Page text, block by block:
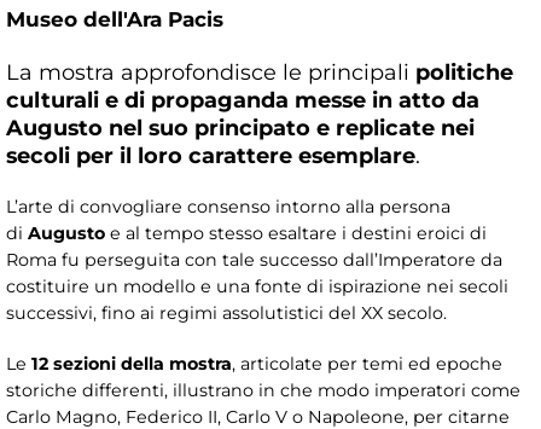
Museo dell'Ara Pacis
La mostra approfondisce le principali politiche
culturali e di propaganda messe in atto da
Augusto nel suo principato e replicate nei
secoli per il loro carattere esemplare.
L’arte di convogliare consenso intorno alla persona
di Augusto e al tempo stesso esaltare i destini eroici di
Roma fu perseguita con tale successo dall’Imperatore da
costituire un modello e una fonte di ispirazione nei secoli
successivi, fino ai regimi assolutistici del XX secolo.
Le 12 sezioni della mostra, articolate per temi ed epoche
storiche differenti, illustrano in che modo imperatori come
Carlo Magno, Federico II, Carlo V o Napoleone, per citarne